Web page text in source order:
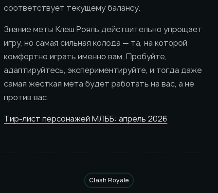
соответствует текущему балансу.
Знание меты Клеш Рояль действительно упрощает
игру, но самая сильная колода — та, на которой
комфортно играть именно вам. Пробуйте,
адаптируйтесь, экспериментируйте, и тогда даже
самая жесткая мета будет работать на вас, а не
против вас.
Тир-лист персонажей МЛББ: апрель 2026
Clash Royale